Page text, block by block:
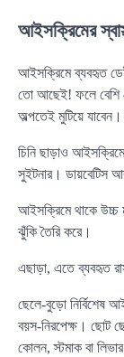
আইসক্রিমের
আইসক্রিমে ব্যবহৃত
তো আছেই! ফলে বেশি
অল্পতেই মুটিয়ে
চিনি ছাড়াও
সুইটনার। ডায়বেটিস
আইসক্রিমে থাকে উচ্চ
ঝুঁকি তৈরি করে।
এছাড়া, এতে ব্যবহৃত
ছেলে-বুড়ো নির্বিশেষ
বয়স-নিরপেক্ষ। ছোট
কোলন, স্টমাক বা